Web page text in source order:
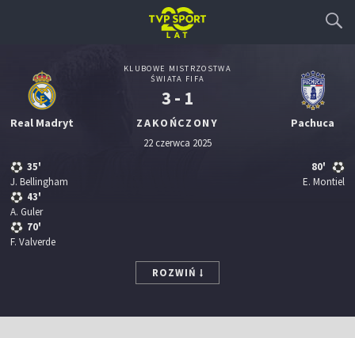
Real Madryt
35'
J. Bellingham
43'
A. Guler
70'
F. Valverde
KLUBOWE MISTRZOSTWA
ŚWIATA FIFA
3 - 1
ZAKOŃCZONY
22 czerwca 2025
Pachuca
80'
E. Montiel
ROZWIŃ